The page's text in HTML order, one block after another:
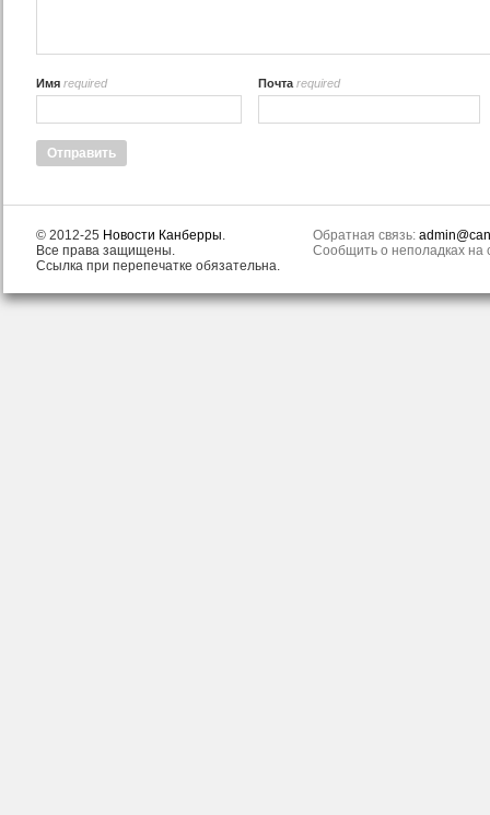
Имя required Почта required
© 2012-25 Новости Канберры.
Все права защищены.
Ссылка при перепечатке обязательна.
Обратная связь:
Сообщить о неполадках на